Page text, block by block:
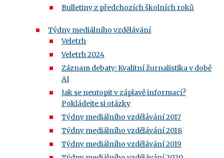
Bulletiny z předchozích školních roků
Týdny mediálního vzdělávání
Veletrh
Veletrh 2024
Záznam debaty: Kvalitní žurnalistika v době
AI
Jak se neutopit v záplavě informací?
Pokládejte si otázky
Týdny mediálního vzdělávání 2017
Týdny mediálního vzdělávání 2018
Týdny mediálního vzdělávání 2019